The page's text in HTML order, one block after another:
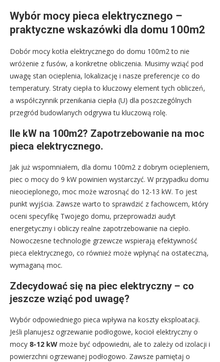
Wybór mocy pieca elektrycznego –
praktyczne wskazówki dla domu 100m2
Dobór mocy kotła elektrycznego do domu 100m2 to nie
wróżenie z fusów, a konkretne obliczenia. Musimy wziąć pod
uwagę stan ocieplenia, lokalizację i nasze preferencje co do
temperatury. Straty ciepła to kluczowy element tych obliczeń,
a współczynnik przenikania ciepła (U) dla poszczególnych
przegród budowlanych odgrywa tu kluczową rolę.
Ile kW na 100m2? Zapotrzebowanie na moc
pieca elektrycznego.
Jak już wspomniałem, dla domu 100m2 z dobrym ociepleniem,
piec o mocy do 9 kW powinien wystarczyć. W przypadku domu
nieocieplonego, moc może wzrosnąć do 12-13 kW. To jest
punkt wyjścia. Zawsze warto to sprawdzić z fachowcem, który
oceni specyfikę Twojego domu, przeprowadzi audyt
energetyczny i obliczy realne zapotrzebowanie na ciepło.
Nowoczesne technologie grzewcze wspierają efektywność
pieca elektrycznego, co również może wpłynąć na ostateczną,
wymaganą moc.
Zdecydować się na piec elektryczny – co
jeszcze wziąć pod uwagę?
Wybór odpowiedniego pieca wpływa na koszty eksploatacji.
Jeśli planujesz ogrzewanie podłogowe, kocioł elektryczny o
mocy 8-12 kW może być odpowiedni, ale to zależy od izolacji i
powierzchni ogrzewanej podłogowo. Zawsze pamiętaj o